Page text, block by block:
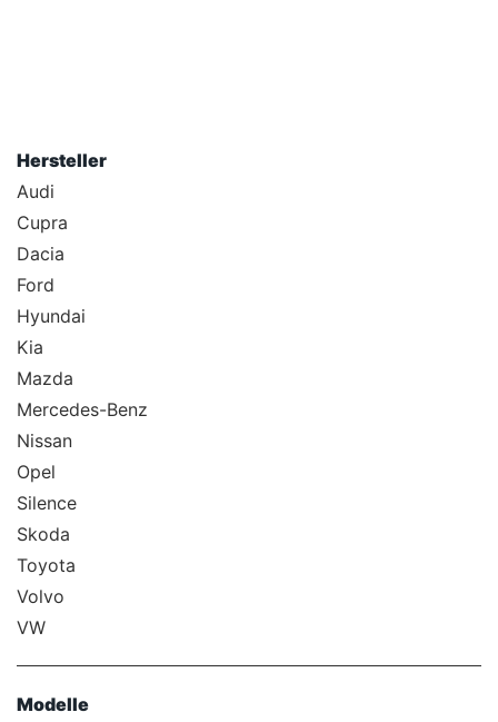
Hersteller
Audi
Cupra
Dacia
Ford
Hyundai
Kia
Mazda
Mercedes-Benz
Nissan
Opel
Silence
Skoda
Toyota
Volvo
VW
Modelle